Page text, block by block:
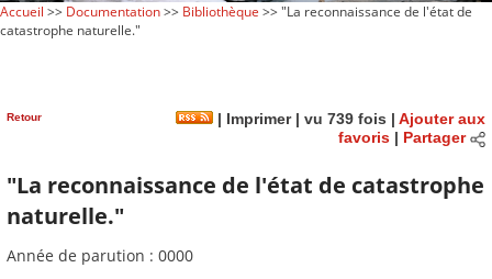
Accueil >> Documentation>> Bibliothèque >> "La reconnaissance de l'état de
catastrophe naturelle."
Retour | Imprimer| vu 739 fois | Ajouter aux
favoris| Partager
"La reconnaissance de l'état de catastrophe
naturelle."
Année de parution : 0000